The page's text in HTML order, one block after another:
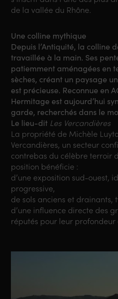
de la vallée du Rhône.
Une colline mythique
Depuis l’Antiquité, la colline
travaillée à la main. Ses
patiemment aménagées en
sèches, créant un paysage
est précieuse. Reconnue en
Hermitage est aujourd’hui
garde, recherchés dans le
Le lieu-dit Les Vercandières
La propriété de Michèle
Vercandières, un secteur
contrebas du célèbre terroir
position bénéficie :
d’une exposition sud-ouest,
progressive,
de sols anciens et drainants,
d’une influence directe des
réputés pour leur profondeur